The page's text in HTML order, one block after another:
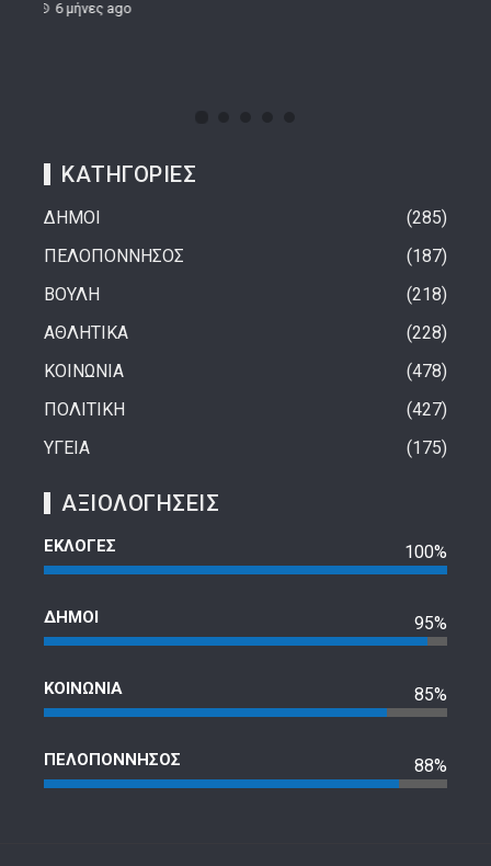
ΚΑΤΗΓΟΡΙΕΣ
ΔΗΜΟΙ
285
ΠΕΛΟΠΟΝΝΗΣΟΣ
187
ΒΟΥΛΗ
218
ΑΘΛΗΤΙΚΑ
228
ΚΟΙΝΩΝΙΑ
478
ΠΟΛΙΤΙΚΗ
427
ΥΓΕΙΑ
175
ΑΞΙΟΛΟΓΗΣΕΙΣ
ΕΚΛΟΓΕΣ 100%
ΔΗΜΟΙ 95%
ΚΟΙΝΩΝΙΑ 85%
ΠΕΛΟΠΟΝΝΗΣΟΣ 88%